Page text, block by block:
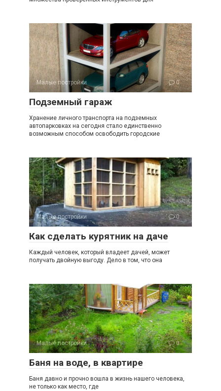
Малые постройки 0
Подземный гараж
Хранение личного транспорта на подземных
автопарковках на сегодня стало единственно
возможным способом освободить городские
Малые постройки 0
Как сделать курятник на даче
Каждый человек, который владеет дачей, может
получать двойную выгоду. Дело в том, что она
Малые постройки 0
Баня на воде, в квартире
Баня давно и прочно вошла в жизнь нашего человека,
не только как место, где